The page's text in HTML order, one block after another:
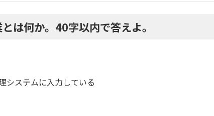
は何か。40字以内で答えよ。
システムに入力している